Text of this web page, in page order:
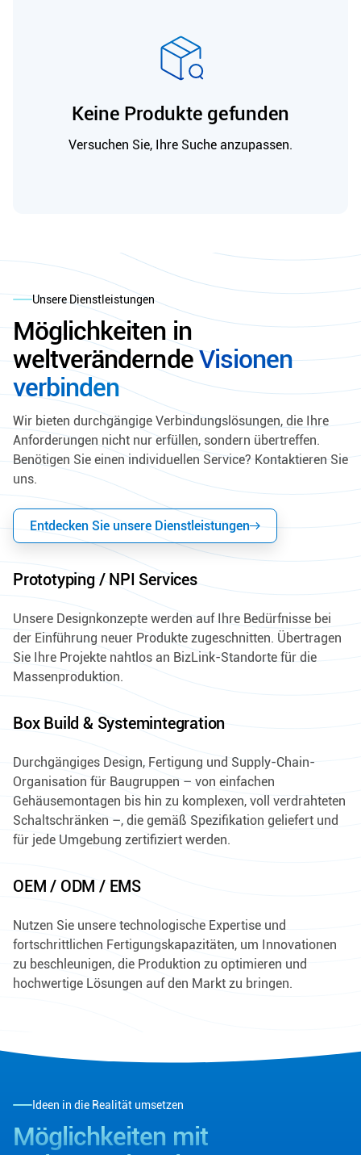
Keine Produkte gefunden
Versuchen Sie, Ihre Suche anzupassen.
Unsere Dienstleistungen
Möglichkeiten in
weltveränderndeVisionen
verbinden
Wir bieten durchgängige Verbindungslösungen, die Ihre
Anforderungen nicht nur erfüllen, sondern übertreffen.
Benötigen Sie einen individuellen Service? Kontaktieren Sie
uns.
Entdecken Sie unsere Dienstleistungen
Prototyping / NPI Services
Unsere Designkonzepte werden auf Ihre Bedürfnisse bei
der Einführung neuer Produkte zugeschnitten. Übertragen
Sie Ihre Projekte nahtlos an BizLink-Standorte für die
Massenproduktion.
Box Build & Systemintegration
Durchgängiges Design, Fertigung und Supply-Chain-
Organisation für Baugruppen – von einfachen
Gehäusemontagen bis hin zu komplexen, voll verdrahteten
Schaltschränken –, die gemäß Spezifikation geliefert und
für jede Umgebung zertifiziert werden.
OEM / ODM / EMS
Nutzen Sie unsere technologische Expertise und
fortschrittlichen Fertigungskapazitäten, um Innovationen
zu beschleunigen, die Produktion zu optimieren und
hochwertige Lösungen auf den Markt zu bringen.
Ideen in die Realität umsetzen
Möglichkeiten mit